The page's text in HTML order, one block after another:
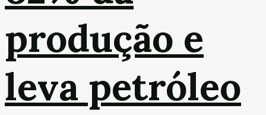
produção e
leva petróleo